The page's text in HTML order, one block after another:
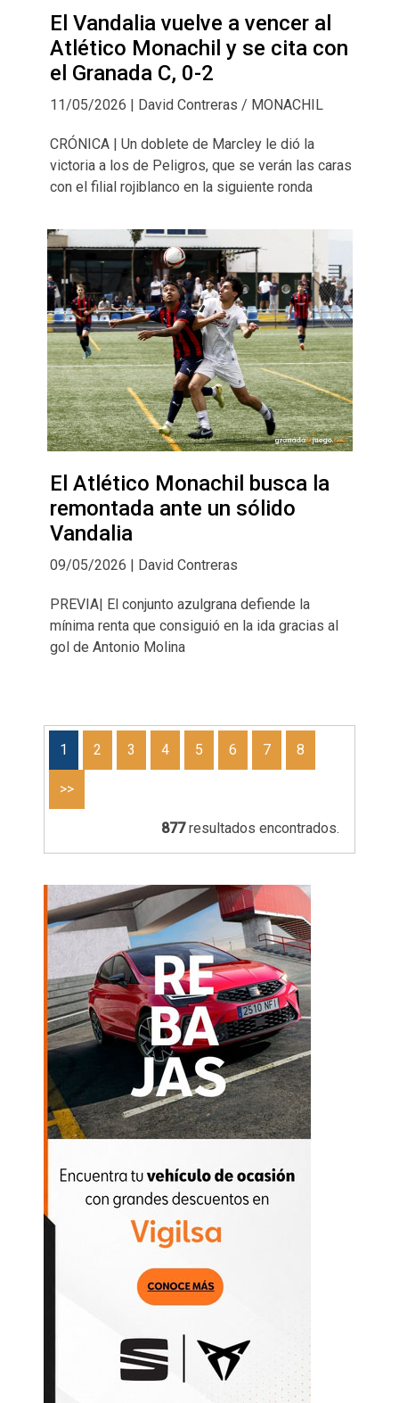
El Vandalia vuelve a vencer al
Atlético Monachil y se cita con
el Granada C, 0-2
11/05/2026 | David Contreras / MONACHIL
CRÓNICA | Un doblete de Marcley le dió la
victoria a los de Peligros, que se verán las caras
con el filial rojiblanco en la siguiente ronda
El Atlético Monachil busca la
remontada ante un sólido
Vandalia
09/05/2026 | David Contreras
PREVIA| El conjunto azulgrana defiende la
mínima renta que consiguió en la ida gracias al
gol de Antonio Molina
1 2 3 4 5 6 7 8
>>
877resultados encontrados.